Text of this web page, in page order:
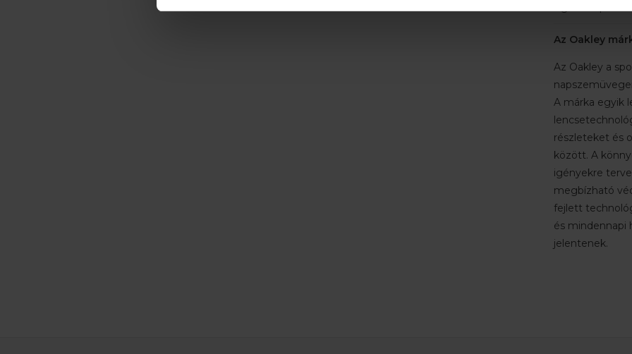
Egész napos
Az Oakley
Az Oakley a
A márka egyik
részleteket és
között. A
igényekre
megbízható
fejlett
és mindennapi
jelentenek.